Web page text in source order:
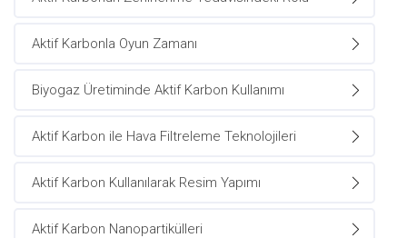
Aktif Karbonla Oyun Zamanı
Biyogaz Üretiminde Aktif Karbon Kullanımı
Aktif Karbon ile Hava Filtreleme Teknolojileri
Aktif Karbon Kullanılarak Resim Yapımı
Aktif Karbon Nanopartikülleri